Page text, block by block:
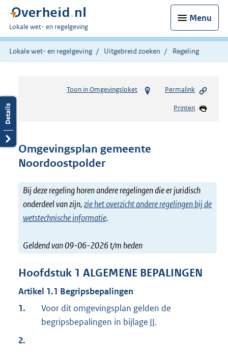
Menu
U
bent
hier:
Lokale wet- en regelgeving
Lokale wet- en regelgeving Uitgebreid zoeken Regeling
Toon in Omgevingsloket Permalink
Printen
Omgevingsplan gemeente
Noordoostpolder
Bij deze regeling horen andere regelingen die er juridisch
onderdeel van zijn,zie het overzicht andere regelingen bij de
wetstechnische informatie.
Geldend van 09-06-2026 t/m heden
Hoofdstuk 1 ALGEMENE BEPALINGEN
Artikel 1.1 Begripsbepalingen
1.
Voor dit omgevingsplan gelden de
begripsbepalingen in bijlage II.
2.